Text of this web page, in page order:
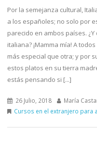
Por la semejanza cultural,
a los españoles; no solo por
parecido en ambos países.
italiana? ¡Mamma mía! A
más especial que otra; y por
estos platos en su tierra
estás pensando si [...]
26 Julio, 2018 María
Cursos en el extranjero para